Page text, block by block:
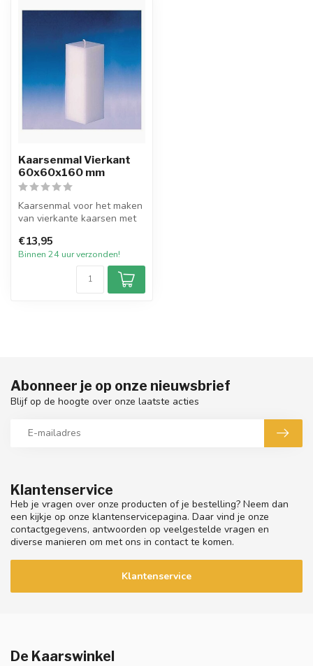
Kaarsenmal Vierkant
60x60x160 mm
Kaarsenmal voor het maken
van vierkante kaarsen met
1...
€13,95
Binnen 24 uur verzonden!
Klantenservice
Heb je vragen over onze producten of je bestelling? Neem dan
een kijkje op onze klantenservicepagina. Daar vind je onze
contactgegevens, antwoorden op veelgestelde vragen en
diverse manieren om met ons in contact te komen.
Klantenservice
Abonneer je op onze nieuwsbrief
Blijf op de hoogte over onze laatste acties
De Kaarswinkel